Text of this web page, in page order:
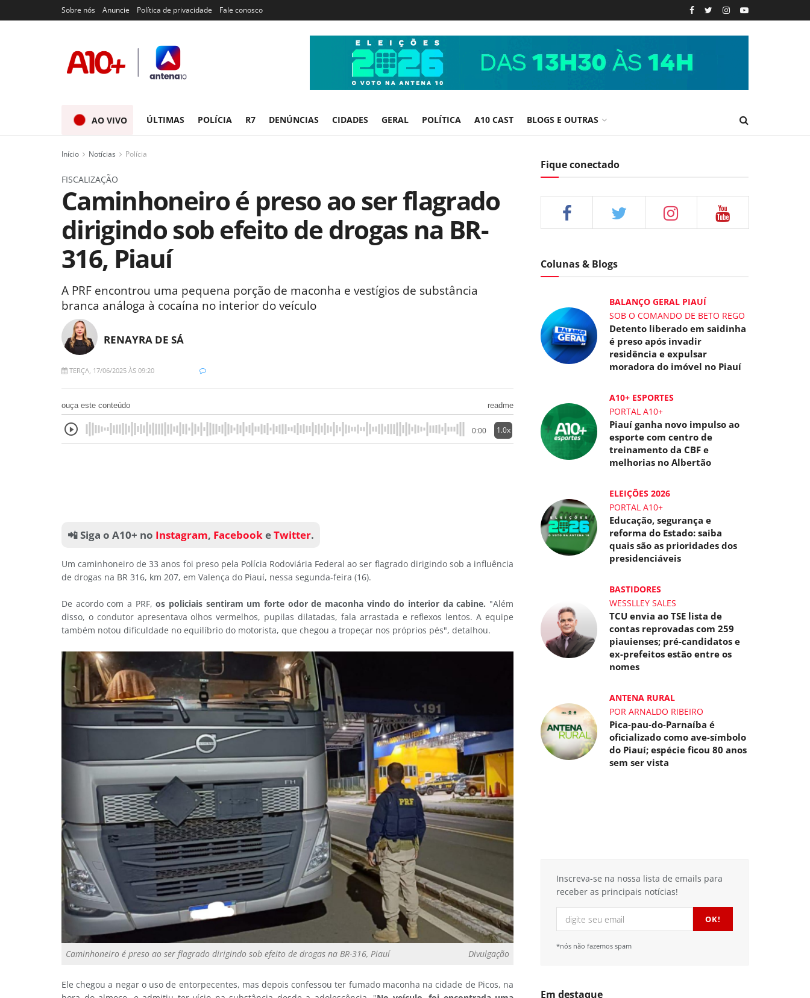
Sobre nós Anuncie Política de privacidade Fale conosco
AO VIVO ÚLTIMAS POLÍCIA R7 DENÚNCIAS CIDADES GERAL POLÍTICA A10 CAST BLOGS E OUTRAS
Início Notícias Polícia
FISCALIZAÇÃO
Caminhoneiro é preso ao ser flagrado
dirigindo sob efeito de drogas na BR-
316, Piauí
A PRF encontrou uma pequena porção de maconha e vestígios de substância
branca análoga à cocaína no interior do veículo
RENAYRA DE SÁ
TERÇA, 17/06/2025 ÀS 09:20
ouça este conteúdo readme
0:00 1.0x
📲 Siga o A10+ no Instagram, FacebookeTwitter.
Um caminhoneiro de 33 anos foi preso pela Polícia Rodoviária Federal ao ser flagrado dirigindo sob a influência
de drogas na BR 316, km 207, em Valença do Piauí, nessa segunda-feira (16).
De acordo com a PRF, os policiais sentiram um forte odor de maconha vindo do interior da cabine. "Além
disso, o condutor apresentava olhos vermelhos, pupilas dilatadas, fala arrastada e reflexos lentos. A equipe
também notou dificuldade no equilíbrio do motorista, que chegou a tropeçar nos próprios pés", detalhou.
Caminhoneiro é preso ao ser flagrado dirigindo sob efeito de drogas na BR-316, Piauí Divulgação
Ele chegou a negar o uso de entorpecentes, mas depois confessou ter fumado maconha na cidade de Picos, na
Fique conectado
Colunas & Blogs
BALANÇO GERAL PIAUÍ
SOB O COMANDO DE BETO REGO
Detento liberado em saidinha
é preso após invadir
residência e expulsar
moradora do imóvel no Piauí
A10+ ESPORTES
PORTAL A10+
Piauí ganha novo impulso ao
esporte com centro de
treinamento da CBF e
melhorias no Albertão
ELEIÇÕES 2026
PORTAL A10+
Educação, segurança e
reforma do Estado: saiba
quais são as prioridades dos
presidenciáveis
BASTIDORES
WESSLLEY SALES
TCU envia ao TSE lista de
contas reprovadas com 259
piauienses; pré-candidatos e
ex-prefeitos estão entre os
nomes
ANTENA RURAL
POR ARNALDO RIBEIRO
Pica-pau-do-Parnaíba é
oficializado como ave-símbolo
do Piauí; espécie ficou 80 anos
sem ser vista
Inscreva-se na nossa lista de emails para
receber as principais notícias!
*nós não fazemos spam
Em destaque